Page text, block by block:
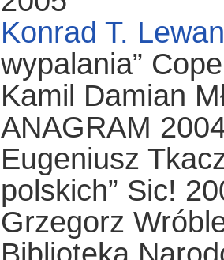
Konrad T.
wypalania”
Kamil Damian
ANAGRAM
Eugeniusz
polskich” Sic!
Grzegorz